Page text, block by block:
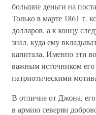
большие деньги на
Только в марте 1861 г.
долларов, а к концу
знал, куда ему
капитала. Именно эти
важным источником
патриотическими
В отличие от Джона,
в армию северян